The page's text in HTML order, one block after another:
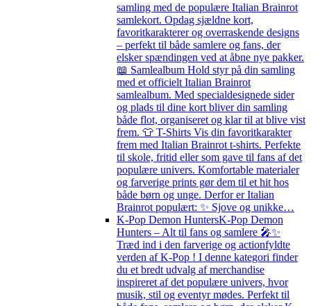
samling med de populære Italian Brainrot
samlekort. Opdag sjældne kort,
favoritkarakterer og overraskende designs
– perfekt til både samlere og fans, der
elsker spændingen ved at åbne nye pakker.
📖 Samlealbum Hold styr på din samling
med et officielt Italian Brainrot
samlealbum. Med specialdesignede sider
og plads til dine kort bliver din samling
både flot, organiseret og klar til at blive vist
frem. 👕 T-Shirts Vis din favoritkarakter
frem med Italian Brainrot t-shirts. Perfekte
til skole, fritid eller som gave til fans af det
populære univers. Komfortable materialer
og farverige prints gør dem til et hit hos
både børn og unge. Derfor er Italian
Brainrot populært: ✨ Sjove og unikke…
K-Pop Demon HuntersK-Pop Demon
Hunters – Alt til fans og samlere 🎤✨
Træd ind i den farverige og actionfyldte
verden af K-Pop ! I denne kategori finder
du et bredt udvalg af merchandise
inspireret af det populære univers, hvor
musik, stil og eventyr mødes. Perfekt til